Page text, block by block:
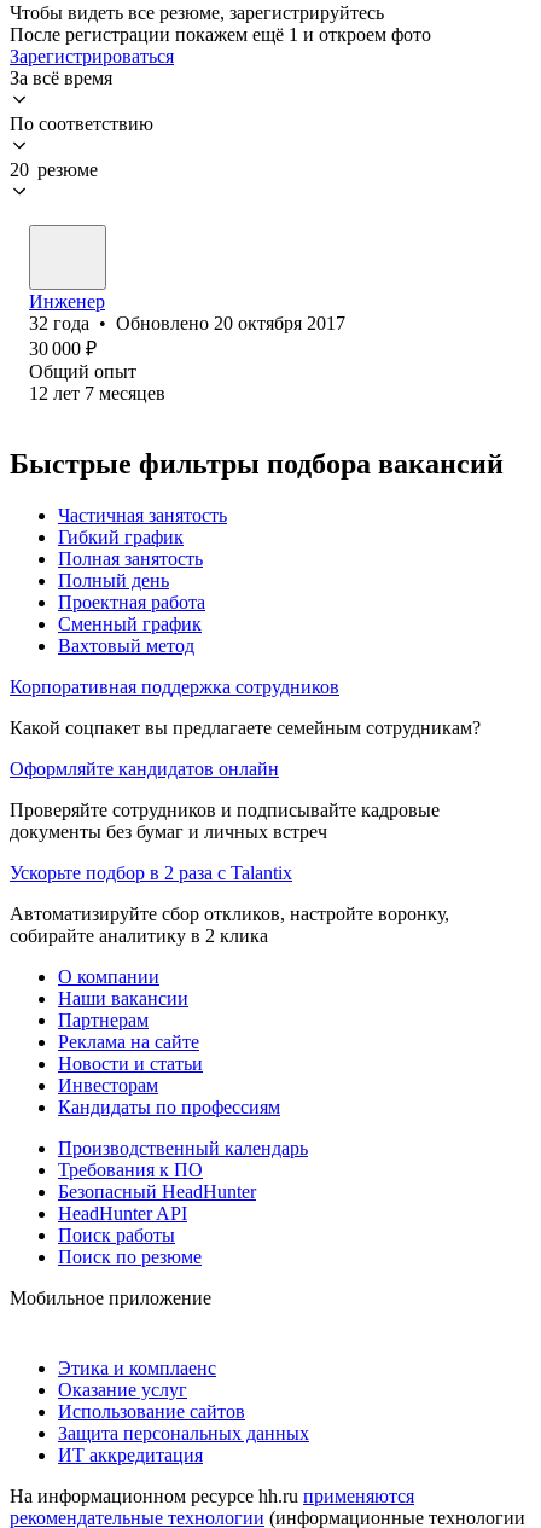
Чтобы видеть все резюме, зарегистрируйтесь
После регистрации покажем ещё 1 и откроем фото
Зарегистрироваться
За всё время
По соответствию
20 резюме
Инженер
32 года • Обновлено 20 октября 2017
30 000 ₽
Общий опыт
12 лет 7 месяцев
Быстрые фильтры подбора вакансий
Частичная занятость
Гибкий график
Полная занятость
Полный день
Проектная работа
Сменный график
Вахтовый метод
Корпоративная поддержка сотрудников
Какой соцпакет вы предлагаете семейным сотрудникам?
Оформляйте кандидатов онлайн
Проверяйте сотрудников и подписывайте кадровые
документы без бумаг и личных встреч
Ускорьте подбор в 2 раза с Talantix
Автоматизируйте сбор откликов, настройте воронку,
собирайте аналитику в 2 клика
О компании
Наши вакансии
Партнерам
Реклама на сайте
Новости и статьи
Инвесторам
Кандидаты по профессиям
Производственный календарь
Требования к ПО
Безопасный HeadHunter
HeadHunter API
Поиск работы
Поиск по резюме
Мобильное приложение
Этика и комплаенс
Оказание услуг
Использование сайтов
Защита персональных данных
ИТ аккредитация
На информационном ресурсе hh.ru применяются
рекомендательные технологии (информационные технологии